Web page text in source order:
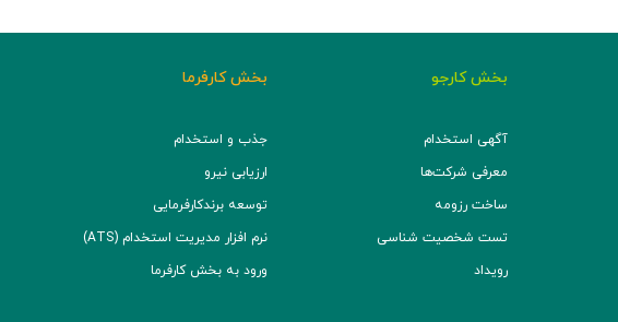
بخش کارجو
آگهی استخدام
معرفی شرکت‌ها
ساخت رزومه
تست شخصیت شناسی
رویداد
بخش کارفرما
جذب و استخدام
ارزیابی نیرو
توسعه برند‌کارفرمایی
نرم افزار مدیریت استخدام (ATS)
ورود به بخش کارفرما